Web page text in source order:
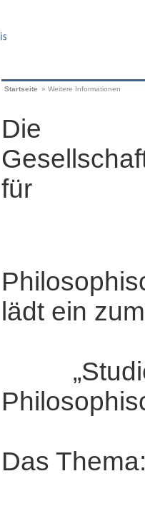
Startseite » Weitere Informationen
Die
für
lädt ein zum
Das